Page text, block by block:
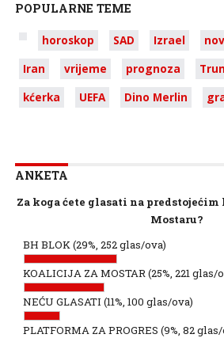
POPULARNE TEME
horoskop SAD Izrael
Iran
vrijeme prognoza
kćerka
UEFA Dino Merlin
ANKETA
Za koga ćete glasati na
Mostaru?
BH BLOK(29%, 252 glas/ova)
KOALICIJA ZA MOSTAR(25%, 221 glas/
NEĆU GLASATI (11%, 100 glas/ova)
PLATFORMA ZA PROGRES (9%, 82